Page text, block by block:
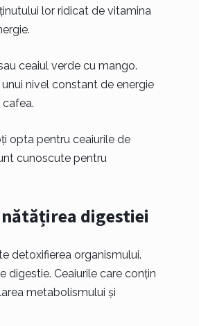
lor ridicat de vitamina
ceaiul verde cu mango.
nivel constant de energie
opta pentru ceaiurile de
cunoscute pentru
digestiei
detoxifierea organismului.
digestie. Ceaiurile care conțin
metabolismului și